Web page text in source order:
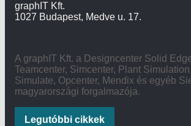
graphIT Kft.
1027 Budapest, Medve u. 17.
A graphIT Kft. a Designcenter Solid
Teamcenter, Simcenter, Plant
Simulate, Opcenter, Mendix és egyéb
magyarországi forgalmazója.
Legutóbbi cikkek